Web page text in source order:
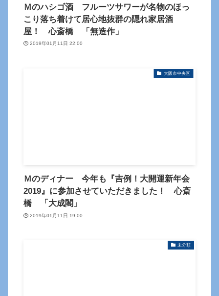
Ｍのハシゴ酒 フルーツサワーが名物のほっ
こり落ち着けて居心地抜群の隠れ家居酒
屋！ 心斎橋 「無造作」
2019年01月11日 22:00
大阪市中央区
Ｍのディナー 今年も『吉例！大開運新年会
2019』に参加させていただきました！ 心斎
橋 「大成閣」
2019年01月11日 19:00
未分類